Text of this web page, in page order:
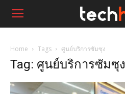
Home Tags ศูนย์บริการซัมซุง
Tag: ศูนย์บริการซัมซุง